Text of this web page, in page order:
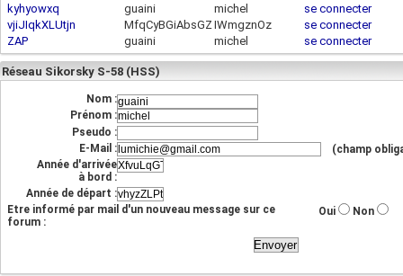
kyhyowxq
guaini michel
se connecter
vjiJIqkXLUtjn
MfqCyBGiAbsGZIWmgznOz
se connecter
ZAP
guaini michel se connecter
Réseau Sikorsky S-58 (HSS)
Nom :
Prénom :
Pseudo :
E-Mail :
(champ
Année d'arrivée
à bord :
Année de départ :
Etre informé par mail d'un nouveau message sur ce
forum :
Oui Non